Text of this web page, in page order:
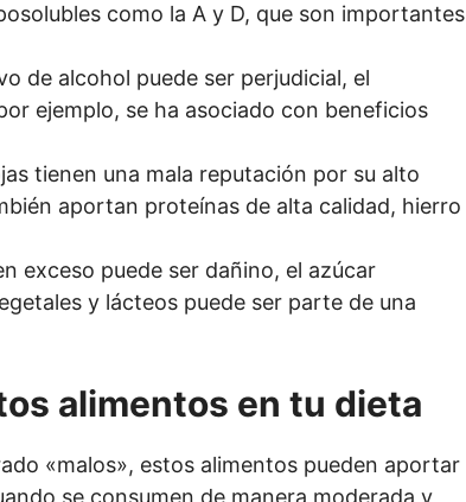
como la A y D, que son importantes
de alcohol puede ser perjudicial, el
ejemplo, se ha asociado con beneficios
tienen una mala reputación por su alto
aportan proteínas de alta calidad, hierro
exceso puede ser dañino, el azúcar
y lácteos puede ser parte de una
alimentos en tu dieta
«malos», estos alimentos pueden aportar